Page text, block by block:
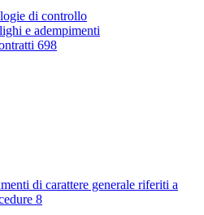
di controllo
e adempimenti
698
di carattere generale riferiti a
8